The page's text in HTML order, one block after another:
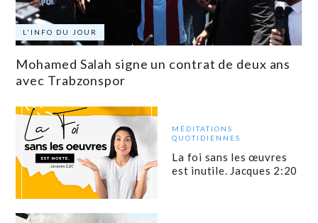
L'INFO DU JOUR
Mohamed Salah signe un contrat de deux ans
avec Trabzonspor
MÉDITATIONS
QUOTIDIENNES
La foi sans les œuvres
est inutile. Jacques 2:20